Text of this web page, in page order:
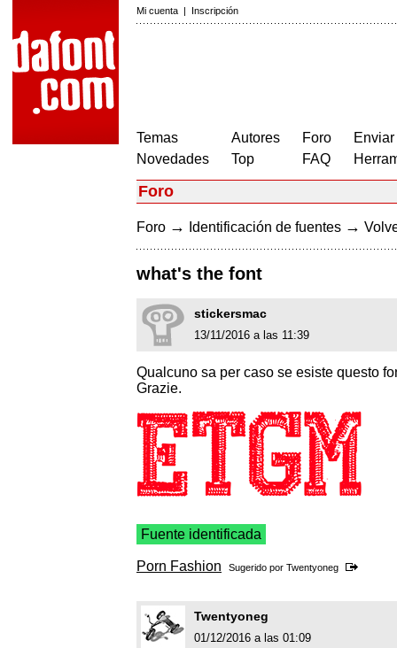
Mi cuenta | Inscripción
Temas
Novedades
Autores
Top
Foro
FAQ
Foro
Foro → Identificación de fuentes →
what's the font
stickersmac
13/11/2016 a las 11:39
Qualcuno sa per caso se esiste questo
Grazie.
Fuente identificada
Porn Fashion Sugerido por Twentyoneg
Twentyoneg
01/12/2016 a las 01:09